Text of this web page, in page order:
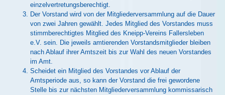
einzelvertretungsberechtigt.
Der Vorstand wird von der Mitgliederversammlung auf die Dauer
von zwei Jahren gewählt. Jedes Mitglied des Vorstandes muss
stimmberechtigtes Mitglied des Kneipp-Vereins Fallersleben
e.V. sein. Die jeweils amtierenden Vorstandsmitglieder bleiben
nach Ablauf ihrer Amtszeit bis zur Wahl des neuen Vorstandes
im Amt.
Scheidet ein Mitglied des Vorstandes vor Ablauf der
Amtsperiode aus, so kann der Vorstand die frei gewordene
Stelle bis zur nächsten Mitgliederversammlung kommissarisch